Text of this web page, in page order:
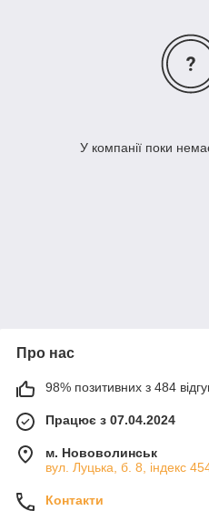
У компанії поки
Про нас
98% позитивних з 484
Працює з 07.04.2024
м. Нововолинськ
вул. Луцька, б. 8, індекс
Контакти